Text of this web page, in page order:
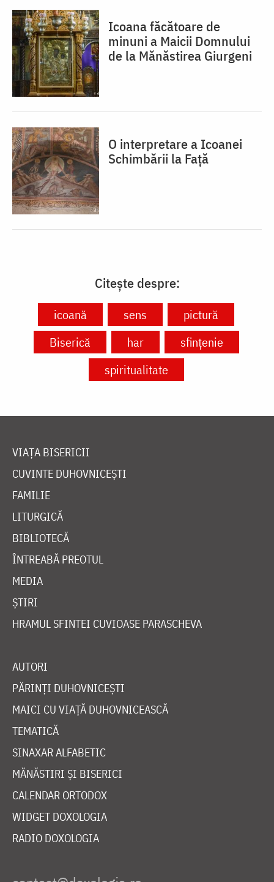
Icoana făcătoare de
minuni a Maicii Domnului
de la Mănăstirea Giurgeni
O interpretare a Icoanei
Schimbării la Față
Citește despre:
icoană sens
pictură
Biserică
har
sfințenie
spiritualitate
VIAȚA BISERICII
CUVINTE DUHOVNICEȘTI
FAMILIE
LITURGICĂ
BIBLIOTECĂ
ÎNTREABĂ PREOTUL
MEDIA
ȘTIRI
HRAMUL SFINTEI CUVIOASE PARASCHEVA
AUTORI
PĂRINȚI DUHOVNICEȘTI
MAICI CU VIAȚĂ DUHOVNICEASCĂ
TEMATICĂ
SINAXAR ALFABETIC
MĂNĂSTIRI ȘI BISERICI
CALENDAR ORTODOX
WIDGET DOXOLOGIA
RADIO DOXOLOGIA